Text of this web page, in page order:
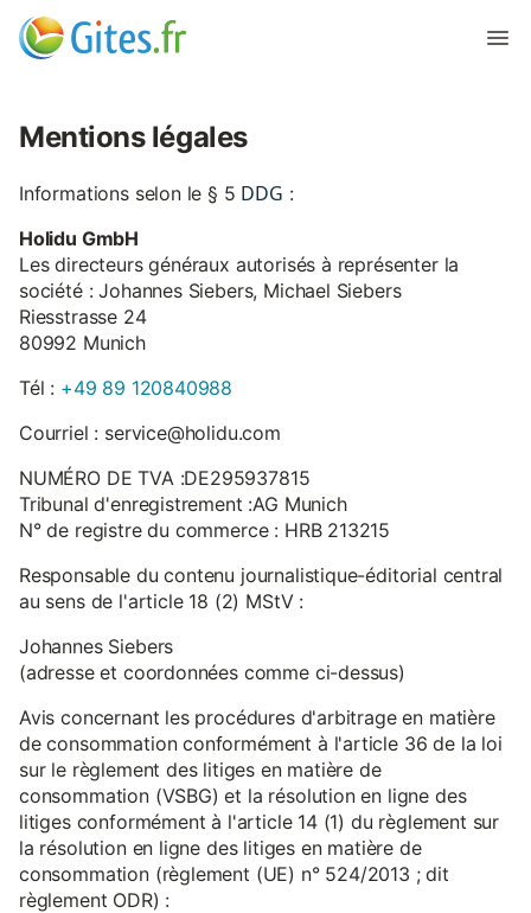
Mentions légales
Informations selon le § 5 DDG :
Holidu GmbH
Les directeurs généraux autorisés à représenter la
société : Johannes Siebers, Michael Siebers
Riesstrasse 24
80992 Munich
Tél : +49 89 120840988
Courriel : service@holidu.com
NUMÉRO DE TVA :DE295937815
Tribunal d'enregistrement :AG Munich
N° de registre du commerce : HRB 213215
Responsable du contenu journalistique-éditorial central
au sens de l'article 18 (2) MStV :
Johannes Siebers
(adresse et coordonnées comme ci-dessus)
Avis concernant les procédures d'arbitrage en matière
de consommation conformément à l'article 36 de la loi
sur le règlement des litiges en matière de
consommation (VSBG) et la résolution en ligne des
litiges conformément à l'article 14 (1) du règlement sur
la résolution en ligne des litiges en matière de
consommation (règlement (UE) n° 524/2013 ; dit
règlement ODR) :